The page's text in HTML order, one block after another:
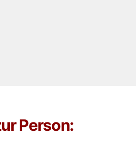
Person: